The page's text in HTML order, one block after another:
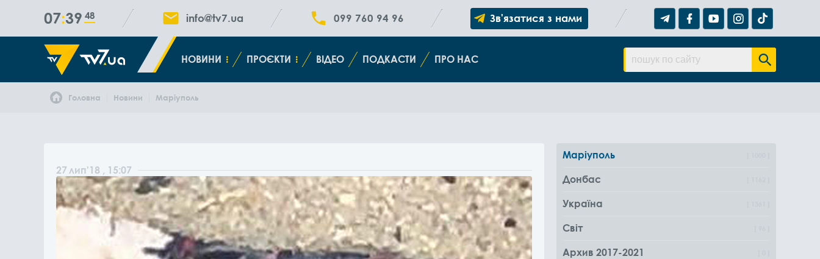
07 39 48 info@tv7.ua 099 760 94 96 Зв'язатися з нами
НОВИНИ ПРОЄКТИ ВІДЕО ПОДКАСТИ ПРО НАС
Головна Новини Маріуполь
27 лип'18 , 15:07
Маріуполь
Донбас
Україна
Світ
Архив 2017-2021